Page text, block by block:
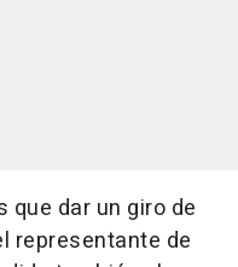
dar un giro de
representante de